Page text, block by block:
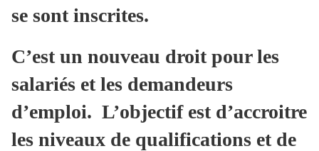
se sont inscrites.
C’est un nouveau droit pour les
salariés et les demandeurs
d’emploi. L’objectif est d’accroitre
les niveaux de qualifications et de